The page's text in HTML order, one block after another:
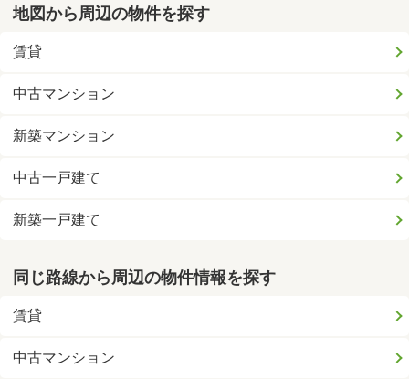
地図から周辺の物件を探す
賃貸
中古マンション
新築マンション
中古一戸建て
新築一戸建て
同じ路線から周辺の物件情報を探す
賃貸
中古マンション